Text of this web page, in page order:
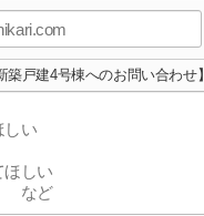
戸建4号棟へのお問い合わせ】